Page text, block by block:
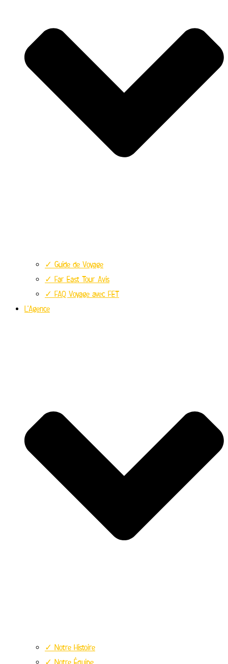
✓ Guide de Voyage
✓ Far East Tour Avis
✓ FAQ Voyage avec FET
L’Agence
✓ Notre Histoire
✓ Notre Équipe